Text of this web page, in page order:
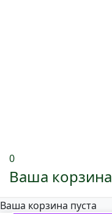
0
Ваша корзина
Ваша корзина пуста